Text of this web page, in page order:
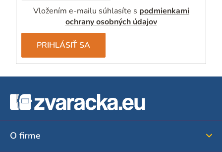
Vložením e-mailu súhlasíte s podmienkami
ochrany osobných údajov
PRIHLÁSIŤ SA
O firme